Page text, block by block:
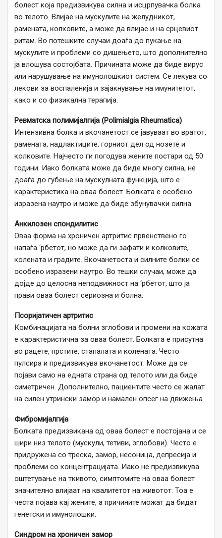
болест која предизвикува силна и исцрпувачка болка
во телото. Влијае на мускулите на желудникот,
рамената, колковите, а може да влијае и на срцевиот
ритам. Во потешките случаи доаѓа до пукање на
мускулите и проблеми со дишењето, што дополнително
ја влошува состојбата. Причината може да биде вирус
или нарушување на имунолошкиот систем. Се лекува со
лекови за воспаленија и зајакнување на имунитетот,
како и со физикална терапија.
Ревматска полимијалгија (Polimialgia Rheumatica)
Интензивна болка и вкочанетост се јавуваат во вратот,
рамената, надлактиците, горниот дел од нозете и
колковите. Најчесто ги погодува жените постари од 50
години. Иако болката може да биде многу силна, не
доаѓа до губење на мускулната функција, што е
карактеристика на оваа болест. Болката е особено
изразена наутро и може да биде збунувачки силна.
Анкилозен спондилитис
Оваа форма на хроничен артритис првенствено го
напаѓа ‘рбетот, но може да ги зафати и колковите,
колената и градите. Вкочанетоста и силните болки се
особено изразени наутро. Во тешки случаи, може да
дојде до целосна неподвижност на ‘рбетот, што ја
прави оваа болест сериозна и болна.
Псоријатичен артритис
Комбинацијата на болни зглобови и промени на кожата
е карактеристична за оваа болест. Болката е присутна
во рацете, прстите, стапалата и колената. Често
пулсира и предизвикува вкочанетост. Може да се
појави само на едната страна од телото или да биде
симетричен. Дополнително, пациентите често се жалат
на силен утрински замор и намален опсег на движења.
Фибромијалгија
Болката предизвикана од оваа болест е постојана и се
шири низ телото (мускули, тетиви, зглобови). Често е
придружена со треска, замор, несоница, депресија и
проблеми со концентрацијата. Иако не предизвикува
оштетување на ткивото, симптомите на оваа болест
значително влијаат на квалитетот на животот. Тоа е
честа појава кај жените, а причините можат да бидат
генетски и имунолошки.
Синдром на хроничен замор